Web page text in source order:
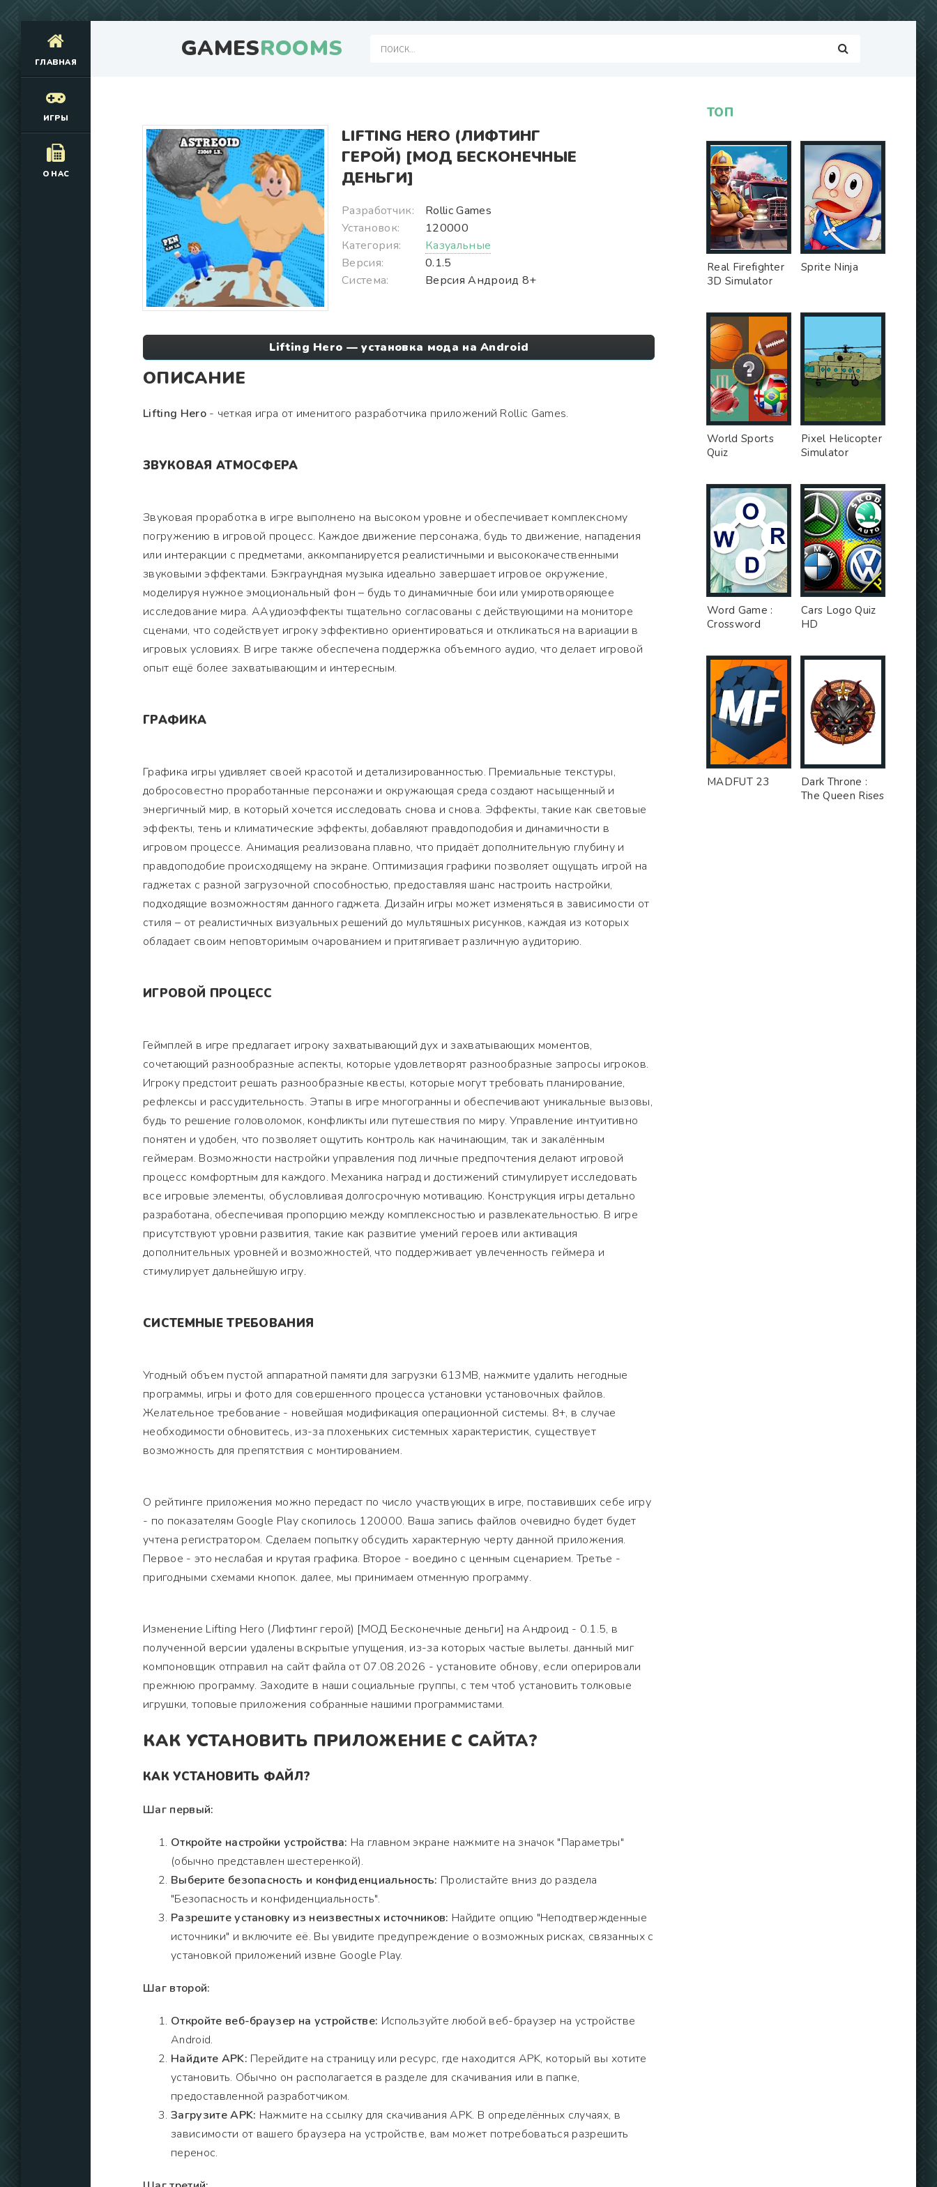
GAMESROOMS
ГЛАВНАЯ
ИГРЫ
О НАС
LIFTING HERO (ЛИФТИНГ
ГЕРОЙ) [МОД БЕСКОНЕЧНЫЕ
ДЕНЬГИ]
Разработчик:
Rollic Games
Установок:
120000
Категория:
Казуальные
Версия:
0.1.5
Система:
Версия Андроид 8+
Lifting Hero — установка мода на Android
ОПИСАНИЕ
Lifting Hero- четкая игра от именитого разработчика приложений Rollic Games.
ЗВУКОВАЯ АТМОСФЕРА
Звуковая проработка в игре выполнено на высоком уровне и обеспечивает комплексному
погружению в игровой процесс. Каждое движение персонажа, будь то движение, нападения
или интеракции с предметами, аккомпанируется реалистичными и высококачественными
звуковыми эффектами. Бэкграундная музыка идеально завершает игровое окружение,
моделируя нужное эмоциональный фон – будь то динамичные бои или умиротворяющее
исследование мира. ААудиоэффекты тщательно согласованы с действующими на мониторе
сценами, что содействует игроку эффективно ориентироваться и откликаться на вариации в
игровых условиях. В игре также обеспечена поддержка объемного аудио, что делает игровой
опыт ещё более захватывающим и интересным.
ГРАФИКА
Графика игры удивляет своей красотой и детализированностью. Премиальные текстуры,
добросовестно проработанные персонажи и окружающая среда создают насыщенный и
энергичный мир, в который хочется исследовать снова и снова. Эффекты, такие как световые
эффекты, тень и климатические эффекты, добавляют правдоподобия и динамичности в
игровом процессе. Анимация реализована плавно, что придаёт дополнительную глубину и
правдоподобие происходящему на экране. Оптимизация графики позволяет ощущать игрой на
гаджетах с разной загрузочной способностью, предоставляя шанс настроить настройки,
подходящие возможностям данного гаджета. Дизайн игры может изменяться в зависимости от
стиля – от реалистичных визуальных решений до мультяшных рисунков, каждая из которых
обладает своим неповторимым очарованием и притягивает различную аудиторию.
ИГРОВОЙ ПРОЦЕСС
Геймплей в игре предлагает игроку захватывающий дух и захватывающих моментов,
сочетающий разнообразные аспекты, которые удовлетворят разнообразные запросы игроков.
Игроку предстоит решать разнообразные квесты, которые могут требовать планирование,
рефлексы и рассудительность. Этапы в игре многогранны и обеспечивают уникальные вызовы,
будь то решение головоломок, конфликты или путешествия по миру. Управление интуитивно
понятен и удобен, что позволяет ощутить контроль как начинающим, так и закалённым
геймерам. Возможности настройки управления под личные предпочтения делают игровой
процесс комфортным для каждого. Механика наград и достижений стимулирует исследовать
все игровые элементы, обусловливая долгосрочную мотивацию. Конструкция игры детально
разработана, обеспечивая пропорцию между комплексностью и развлекательностью. В игре
присутствуют уровни развития, такие как развитие умений героев или активация
дополнительных уровней и возможностей, что поддерживает увлеченность геймера и
стимулирует дальнейшую игру.
СИСТЕМНЫЕ ТРЕБОВАНИЯ
Угодный объем пустой аппаратной памяти для загрузки 613MB, нажмите удалить негодные
программы, игры и фото для совершенного процесса установки установочных файлов.
Желательное требование - новейшая модификация операционной системы. 8+, в случае
необходимости обновитесь, из-за плохеньких системных характеристик, существует
возможность для препятствия с монтированием.
О рейтинге приложения можно передаст по число участвующих в игре, поставивших себе игру
- по показателям Google Play скопилось 120000. Ваша запись файлов очевидно будет будет
учтена регистратором. Сделаем попытку обсудить характерную черту данной приложения.
Первое - это неслабая и крутая графика. Второе - воедино с ценным сценарием. Третье -
пригодными схемами кнопок. далее, мы принимаем отменную программу.
Изменение Lifting Hero (Лифтинг герой) [МОД Бесконечные деньги] на Андроид - 0.1.5, в
полученной версии удалены вскрытые упущения, из-за которых частые вылеты. данный миг
компоновщик отправил на сайт файла от 07.08.2026 - установите обнову, если оперировали
прежнюю программу. Заходите в наши социальные группы, с тем чтоб установить толковые
игрушки, топовые приложения собранные нашими программистами.
КАК УСТАНОВИТЬ ПРИЛОЖЕНИЕ С САЙТА?
КАК УСТАНОВИТЬ ФАЙЛ?
Шаг первый:
Откройте настройки устройства: На главном экране нажмите на значок "Параметры"
(обычно представлен шестеренкой).
Выберите безопасность и конфиденциальность: Пролистайте вниз до раздела
"Безопасность и конфиденциальность".
Разрешите установку из неизвестных источников: Найдите опцию "Неподтвержденные
источники" и включите её. Вы увидите предупреждение о возможных рисках, связанных с
установкой приложений извне Google Play.
Шаг второй:
Откройте веб-браузер на устройстве: Используйте любой веб-браузер на устройстве
Android.
Найдите APK: Перейдите на страницу или ресурс, где находится APK, который вы хотите
установить. Обычно он располагается в разделе для скачивания или в папке,
предоставленной разработчиком.
Загрузите APK: Нажмите на ссылку для скачивания APK. В определённых случаях, в
зависимости от вашего браузера на устройстве, вам может потребоваться разрешить
перенос.
ТОП
Real Firefighter
3D Simulator
Sprite Ninja
World Sports
Quiz
Pixel Helicopter
Simulator
Word Game :
Crossword
Cars Logo Quiz
HD
MADFUT 23
Dark Throne :
The Queen Rises